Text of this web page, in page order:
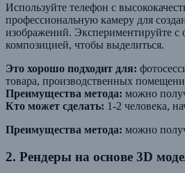
Используйте телефон с
профессиональную камеру для
изображений. Экспериментируйте с
композицией, чтобы выделиться.
Это хорошо подходит для:
товара, производственных
Преимущества метода: можно
Кто может сделать: 1-2 человека,
Преимущества метода: можно
2. Рендеры на основе 3D